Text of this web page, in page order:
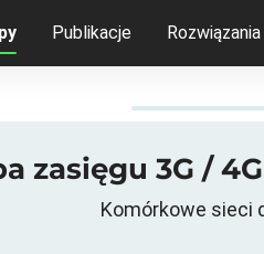
Publikacje Rozwiązania
zasięgu 3G /
Komórkowe sieci